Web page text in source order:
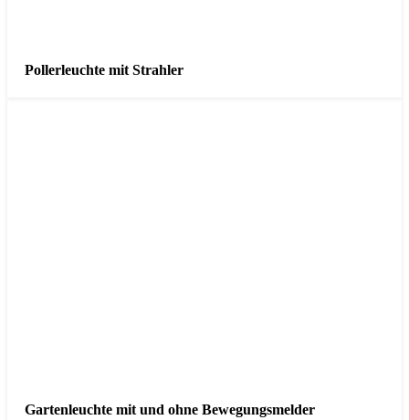
Pollerleuchte mit Strahler
Gartenleuchte mit und ohne Bewegungsmelder